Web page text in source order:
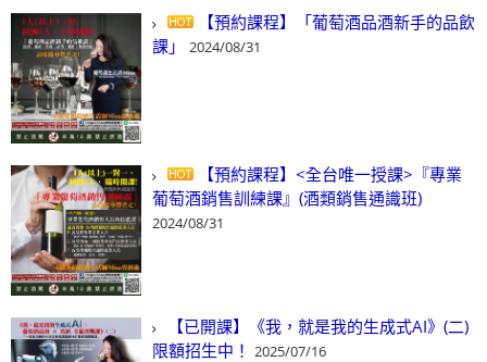
【預約課程】「葡萄酒品酒新手的品飲
課」
2024/08/31
【預約課程】<全台唯一授課>『專業
葡萄酒銷售訓練課』(酒類銷售通識班)
2024/08/31
【已開課】《我，就是我的生成式AI》(二)
限額招生中！ 2025/07/16